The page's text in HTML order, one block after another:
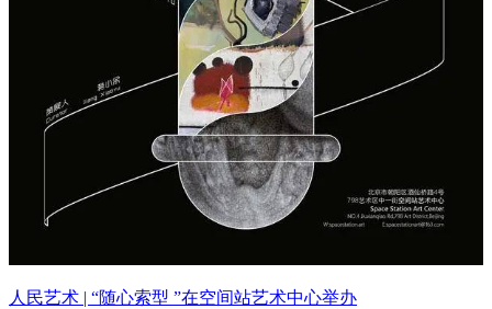
人民艺术 | “随心索型 ”在空间站艺术中心举办